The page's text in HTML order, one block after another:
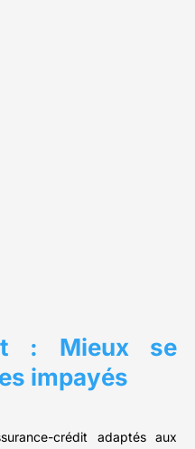
: Mieux se
impayés
crédit adaptés aux